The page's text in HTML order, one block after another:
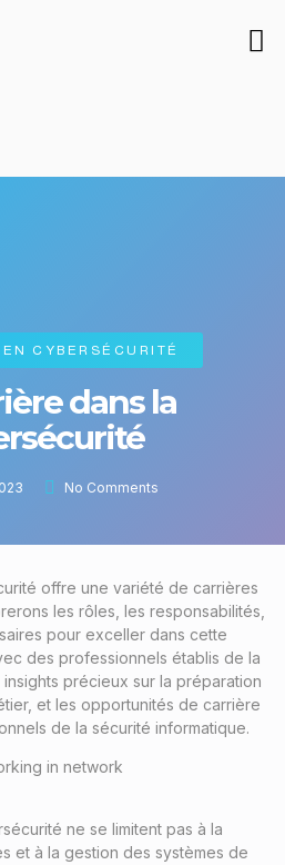
CYBERSÉCURITÉ
dans la
No Comments
offre une variété de carrières
les rôles, les responsabilités,
pour exceller dans cette
des professionnels établis de la
précieux sur la préparation
et les opportunités de carrière
de la sécurité informatique.
ne se limitent pas à la
et à la gestion des systèmes de